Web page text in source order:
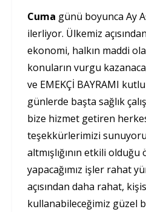
Cuma günü boyunca Ay
ilerliyor. Ülkemiz
ekonomi, halkın maddi
konuların vurgu
ve EMEKÇİ BAYRAMI
günlerde başta sağlık
bize hizmet getiren
teşekkürlerimizi
altmışlığının etkili
yapacağımız işler rahat
açısından daha rahat,
kullanabileceğimiz güzel